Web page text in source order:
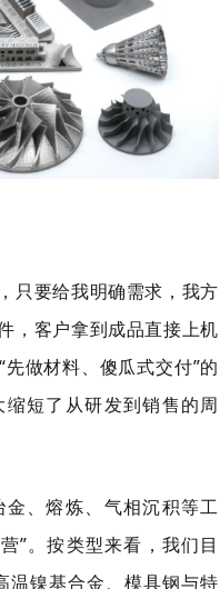
只要给我明确需求，我方
，客户拿到成品直接上机
做材料、傻瓜式交付”的
短了从研发到销售的周
、熔炼、气相沉积等工
”。按类型来看，我们目
镍基合金、模具钢与特